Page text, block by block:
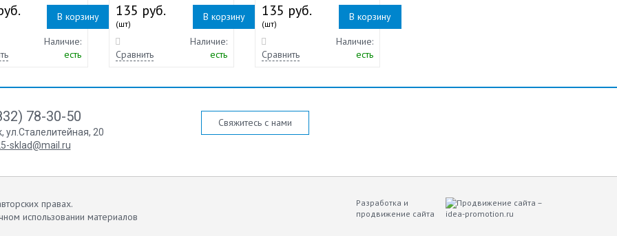
В корзину
Наличие:
есть
135 руб.
(шт)
В корзину
Сравнить
Наличие:
есть
135 руб.
(шт)
В корзину
Сравнить
Наличие:
есть
78-30-50
, ул.Сталелитейная, 20
sklad@mail.ru
Свяжитесь с нами
правах.
использовании материалов
Разработка и
продвижение сайта